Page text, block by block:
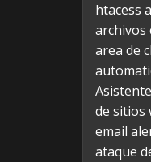
htacess
archivos
area de
de sitios
email
ataque